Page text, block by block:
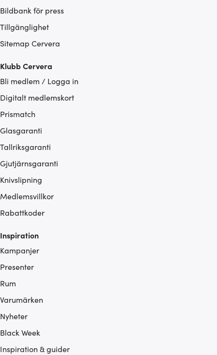
Bildbank för press
Tillgänglighet
Sitemap Cervera
Klubb Cervera
Bli medlem / Logga in
Digitalt medlemskort
Prismatch
Glasgaranti
Tallriksgaranti
Gjutjärnsgaranti
Knivslipning
Medlemsvillkor
Rabattkoder
Inspiration
Kampanjer
Presenter
Rum
Varumärken
Nyheter
Black Week
Inspiration & guider